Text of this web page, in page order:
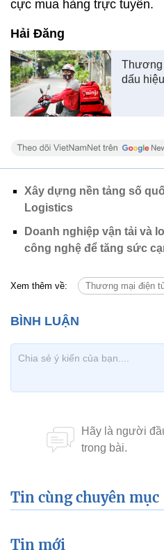
Xây dựng nền tảng số
Logistics
công nghệ để tăng sức
Tin cùng chuyên mục
Tin mới